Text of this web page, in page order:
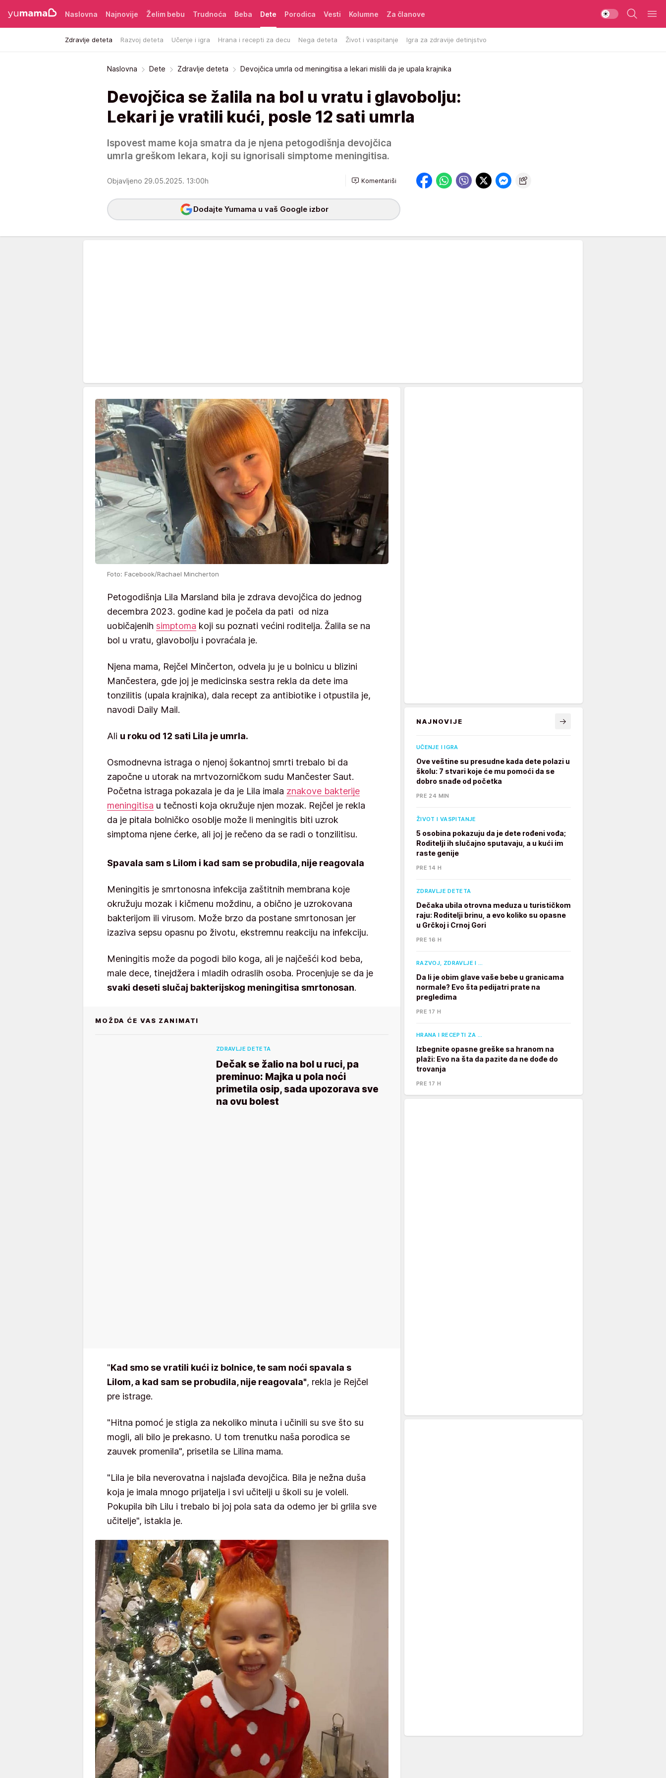
Naslovna Najnovije Želim bebu Trudnoća Beba Dete
Zdravlje deteta Razvoj deteta Učenje i igra Hrana i recepti za decu Nega deteta Život i vaspitanje Igra za zdravije detinjstvo
Porodica Vesti Kolumne Za članove
Naslovna Dete Zdravlje deteta Devojčica umrla od meningitisa a lekari mislili da je upala krajnika
Devojčica se žalila na bol u vratu i glavobolju:
Lekari je vratili kući, posle 12 sati umrla
Ispovest mame koja smatra da je njena petogodišnja devojčica
umrla greškom lekara, koji su ignorisali simptome meningitisa.
Objavljeno 29.05.2025. 13:00h Komentariši
Dodajte Yumama u vaš Google izbor
Foto: Facebook/Rachael Mincherton
Petogodišnja Lila Marsland bila je zdrava devojčica do jednog
decembra 2023. godine kad je počela da pati od niza
uobičajenih simptoma koji su poznati većini roditelja. Žalila se na
bol u vratu, glavobolju i povraćala je.
Njena mama, Rejčel Minčerton, odvela ju je u bolnicu u blizini
Mančestera, gde joj je medicinska sestra rekla da dete ima
tonzilitis (upala krajnika), dala recept za antibiotike i otpustila je,
navodi Daily Mail.
Ali u roku od 12 sati Lila je umrla.
Osmodnevna istraga o njenoj šokantnoj smrti trebalo bi da
započne u utorak na mrtvozorničkom sudu Mančester Saut.
Početna istraga pokazala je da je Lila imala znakove bakterije
meningitisa u tečnosti koja okružuje njen mozak. Rejčel je rekla
da je pitala bolničko osoblje može li meningitis biti uzrok
simptoma njene ćerke, ali joj je rečeno da se radi o tonzilitisu.
Spavala sam s Lilom i kad sam se probudila, nije reagovala
Meningitis je smrtonosna infekcija zaštitnih membrana koje
okružuju mozak i kičmenu moždinu, a obično je uzrokovana
bakterijom ili virusom. Može brzo da postane smrtonosan jer
izaziva sepsu opasnu po životu, ekstremnu reakciju na infekciju.
Meningitis može da pogodi bilo koga, ali je najčešći kod beba,
male dece, tinejdžera i mladih odraslih osoba. Procenjuje se da je
svaki deseti slučaj bakterijskog meningitisa smrtonosan.
MOŽDA ĆE VAS ZANIMATI
ZDRAVLJE DETETA
Dečak se žalio na bol u ruci, pa
preminuo: Majka u pola noći
primetila osip, sada upozorava sve
na ovu bolest
"Kad smo se vratili kući iz bolnice, te sam noći spavala s
Lilom, a kad sam se probudila, nije reagovala", rekla je Rejčel
pre istrage.
"Hitna pomoć je stigla za nekoliko minuta i učinili su sve što su
mogli, ali bilo je prekasno. U tom trenutku naša porodica se
zauvek promenila", prisetila se Lilina mama.
"Lila je bila neverovatna i najslađa devojčica. Bila je nežna duša
koja je imala mnogo prijatelja i svi učitelji u školi su je voleli.
Pokupila bih Lilu i trebalo bi joj pola sata da odemo jer bi grlila sve
učitelje", istakla je.
NAJNOVIJE
UČENJE I IGRA
Ove veštine su presudne kada dete polazi u
školu: 7 stvari koje će mu pomoći da se
dobro snađe od početka
PRE 24 MIN
ŽIVOT I VASPITANJE
5 osobina pokazuju da je dete rođeni vođa;
Roditelji ih slučajno sputavaju, a u kući im
raste genije
PRE 14 H
ZDRAVLJE DETETA
Dečaka ubila otrovna meduza u turističkom
raju: Roditelji brinu, a evo koliko su opasne
u Grčkoj i Crnoj Gori
PRE 16 H
RAZVOJ, ZDRAVLJE I …
Da li je obim glave vaše bebe u granicama
normale? Evo šta pedijatri prate na
pregledima
PRE 17 H
HRANA I RECEPTI ZA …
Izbegnite opasne greške sa hranom na
plaži: Evo na šta da pazite da ne dođe do
trovanja
PRE 17 H